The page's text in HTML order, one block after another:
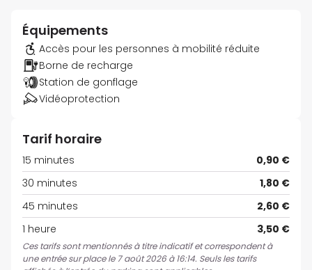
Équipements
Accès pour les personnes à mobilité réduite
Borne de recharge
Station de gonflage
Vidéoprotection
Tarif horaire
15 minutes
0,90 €
30 minutes
1,80 €
45 minutes
2,60 €
1 heure
3,50 €
Ces tarifs sont mentionnés à titre indicatif et correspondent à
une entrée sur place le 7 août 2026 à 16:14. Seuls les tarifs